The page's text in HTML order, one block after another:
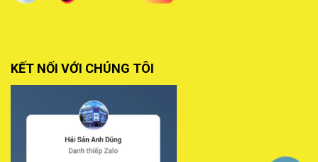
KẾT NỐI VỚI CHÚNG TÔI